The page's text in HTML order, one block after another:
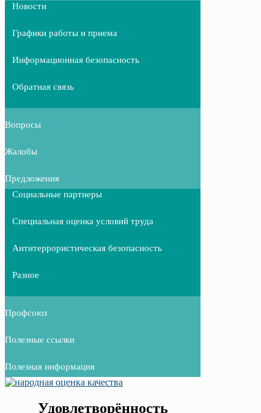
Новости
Графики работы и приема
Информационная безопасность
Обратная связь
Вопросы
Жалобы
Предложения
Социальные партнеры
Специальная оценка условий труда
Антитеррористическая безопасность
Разное
Профсоюз
Полезные ссылки
Полезная информация
Удовлетворённость